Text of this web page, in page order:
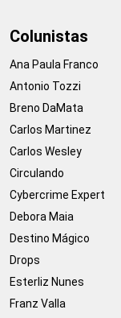
Colunistas
Ana Paula Franco
Antonio Tozzi
Breno DaMata
Carlos Martinez
Carlos Wesley
Circulando
Cybercrime Expert
Debora Maia
Destino Mágico
Drops
Esterliz Nunes
Franz Valla